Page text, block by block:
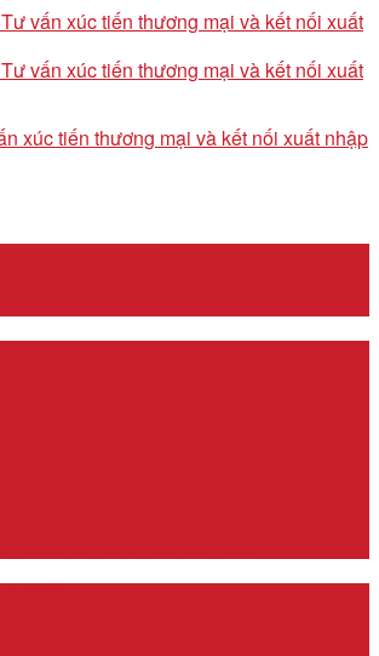
xúc tiến thương mại và kết nối xuất nhập